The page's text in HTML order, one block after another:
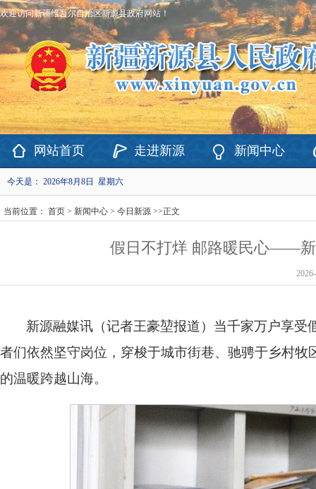
欢迎访问新疆维吾尔自治区新源县政府网站！
网站首页 走进新源 新闻中心
今天是： 2026年8月8日 星期六
当前位置： 首页 > 新闻中心 > 今日新源 >>正文
假日不打烊 邮路暖民心——新
新源融媒讯（记者王豪堃报道）当千家万户享
者们依然坚守岗位，穿梭于城市街巷、驰骋于乡村
的温暖跨越山海。